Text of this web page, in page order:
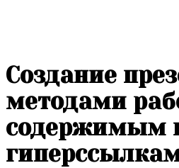
Создание
методами
содержимым